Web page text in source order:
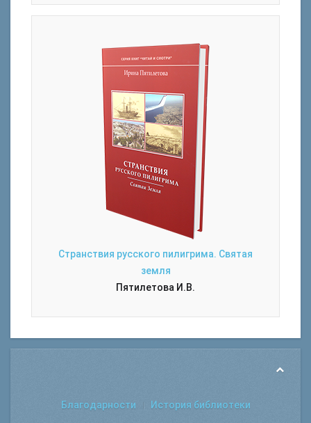
Странствия русского пилигрима. Святая
земля
Пятилетова И.В.
Благодарности История библиотеки